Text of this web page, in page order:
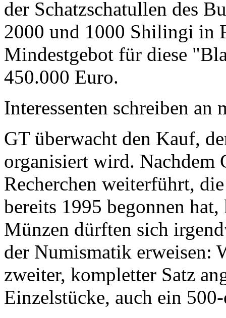
der Schatzschatullen des
2000 und 1000 Shilingi in
Mindestgebot für diese
450.000 Euro.
Interessenten schreiben
GT überwacht den Kauf,
organisiert wird. Nachdem
Recherchen weiterführt,
bereits 1995 begonnen
Münzen dürften sich
der Numismatik erweisen:
zweiter, kompletter Satz
Einzelstücke, auch ein